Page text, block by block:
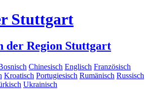
Stuttgart
der Region Stuttgart
Chinesisch Englisch Französisch
Kroatisch Portugiesisch Rumänisch Russisch
Ukrainisch